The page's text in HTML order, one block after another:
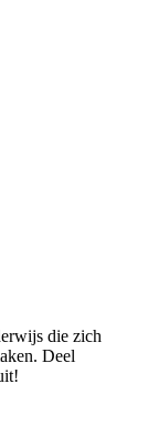
die zich
Deel